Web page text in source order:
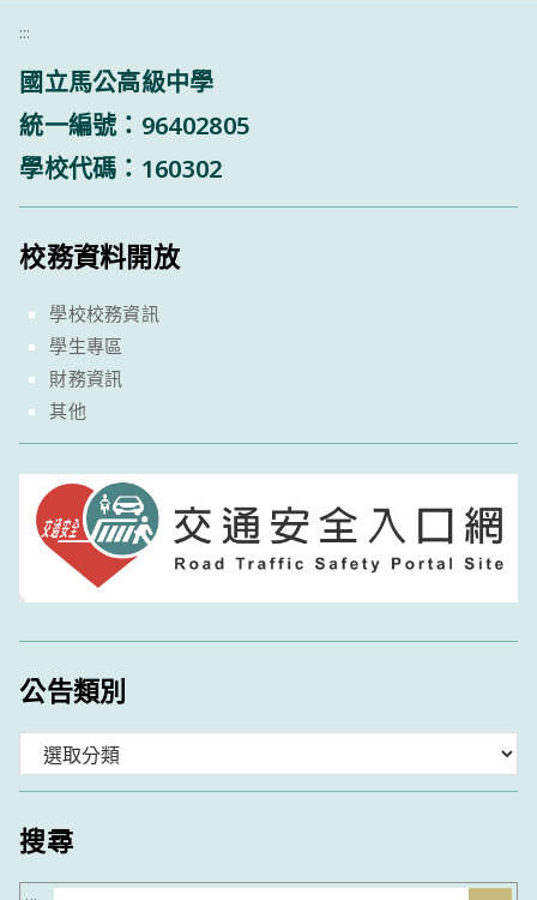
:::
國立馬公高級中學
統一編號：96402805
學校代碼：160302
校務資料開放
學校校務資訊
學生專區
財務資訊
其他
公告類別
類
搜尋